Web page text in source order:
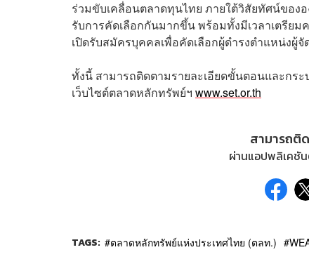
ร่วมขับเคลื่อนตลาดทุนไทย ภายใต้วิสัยทัศน์ขององ
รับการคัดเลือกกันมากขึ้น พร้อมทั้งมีเวลาเตรีย
เปิดรับสมัครบุคคลเพื่อคัดเลือกผู้ดำรงตำแหน่ง
ทั้งนี้ สามารถติดตามรายละเอียดขั้นตอนและกร
เว็บไซต์ตลาดหลักทรัพย์ฯ www.set.or.th
สามารถติ
ผ่านแอปพลิเคชั
TAGS: ตลาดหลักทรัพย์แห่งประเทศไทย (ตลท.)